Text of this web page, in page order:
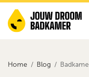
Home Blog